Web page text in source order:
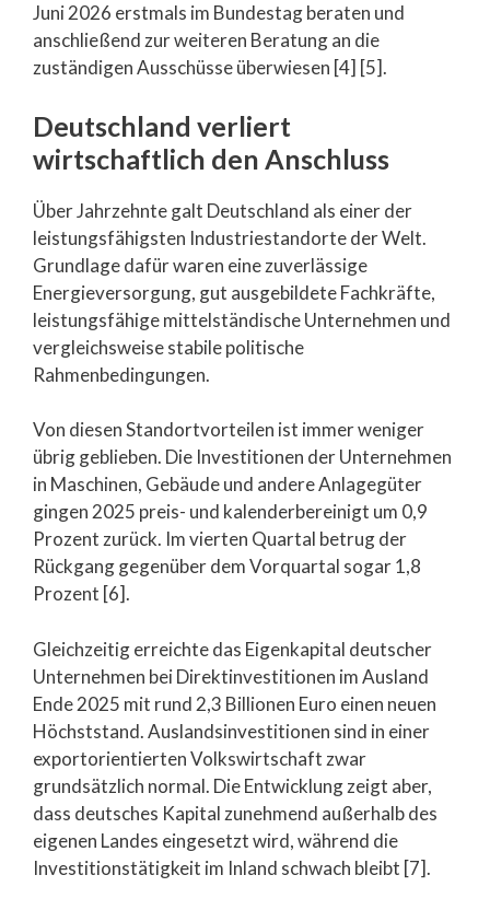
Juni 2026 erstmals im Bundestag beraten und
anschließend zur weiteren Beratung an die
zuständigen Ausschüsse überwiesen [4] [5].
Deutschland verliert
wirtschaftlich den Anschluss
Über Jahrzehnte galt Deutschland als einer der
leistungsfähigsten Industriestandorte der Welt.
Grundlage dafür waren eine zuverlässige
Energieversorgung, gut ausgebildete Fachkräfte,
leistungsfähige mittelständische Unternehmen und
vergleichsweise stabile politische
Rahmenbedingungen.
Von diesen Standortvorteilen ist immer weniger
übrig geblieben. Die Investitionen der Unternehmen
in Maschinen, Gebäude und andere Anlagegüter
gingen 2025 preis- und kalenderbereinigt um 0,9
Prozent zurück. Im vierten Quartal betrug der
Rückgang gegenüber dem Vorquartal sogar 1,8
Prozent [6].
Gleichzeitig erreichte das Eigenkapital deutscher
Unternehmen bei Direktinvestitionen im Ausland
Ende 2025 mit rund 2,3 Billionen Euro einen neuen
Höchststand. Auslandsinvestitionen sind in einer
exportorientierten Volkswirtschaft zwar
grundsätzlich normal. Die Entwicklung zeigt aber,
dass deutsches Kapital zunehmend außerhalb des
eigenen Landes eingesetzt wird, während die
Investitionstätigkeit im Inland schwach bleibt [7].